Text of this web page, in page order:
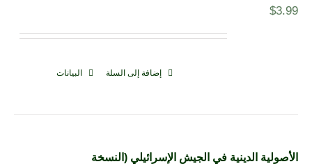
$3.99
إضافة إلى السلة البيانات
الأصولية الدينية في الجيش الإسرائيلي (النسخة